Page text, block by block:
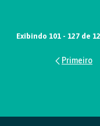
Exibindo 101 - 127 de